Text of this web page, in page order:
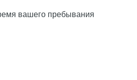
вашего пребывания